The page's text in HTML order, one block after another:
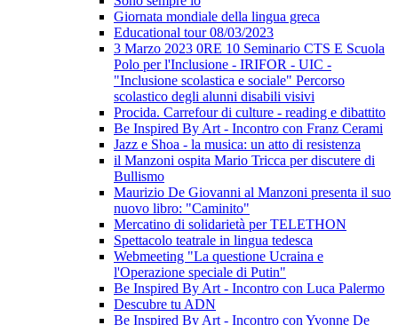
Giornata mondiale della lingua greca
Educational tour 08/03/2023
3 Marzo 2023 0RE 10 Seminario CTS E Scuola
Polo per l'Inclusione - IRIFOR - UIC -
"Inclusione scolastica e sociale" Percorso
scolastico degli alunni disabili visivi
Procida. Carrefour di culture - reading e dibattito
Be Inspired By Art - Incontro con Franz Cerami
Jazz e Shoa - la musica: un atto di resistenza
il Manzoni ospita Mario Tricca per discutere di
Bullismo
Maurizio De Giovanni al Manzoni presenta il suo
nuovo libro: "Caminito"
Mercatino di solidarietà per TELETHON
Spettacolo teatrale in lingua tedesca
Webmeeting "La questione Ucraina e
l'Operazione speciale di Putin"
Be Inspired By Art - Incontro con Luca Palermo
Descubre tu ADN
Be Inspired By Art - Incontro con Yvonne De